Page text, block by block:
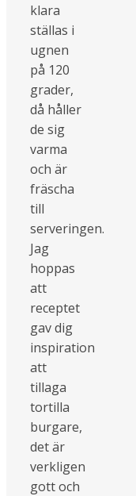
klara
ställas i
ugnen
på 120
grader,
då håller
de sig
varma
och är
fräscha
till
serveringen.
Jag
hoppas
att
receptet
gav dig
inspiration
att
tillaga
tortilla
burgare,
det är
verkligen
gott och